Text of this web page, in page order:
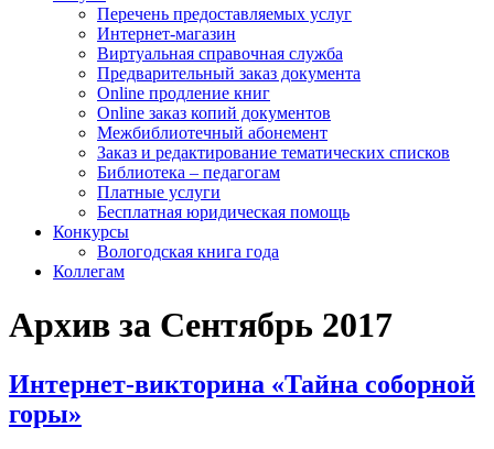
Перечень предоставляемых услуг
Интернет-магазин
Виртуальная справочная служба
Предварительный заказ документа
Online продление книг
Online заказ копий документов
Межбиблиотечный абонемент
Заказ и редактирование тематических списков
Библиотека – педагогам
Платные услуги
Бесплатная юридическая помощь
Конкурсы
Вологодская книга года
Коллегам
Архив за Сентябрь 2017
Интернет-викторина «Тайна соборной
горы»